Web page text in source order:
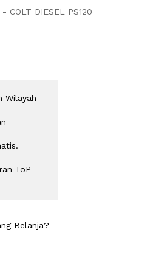
COLT DIESEL PS120
Wilayah
ToP
Belanja?